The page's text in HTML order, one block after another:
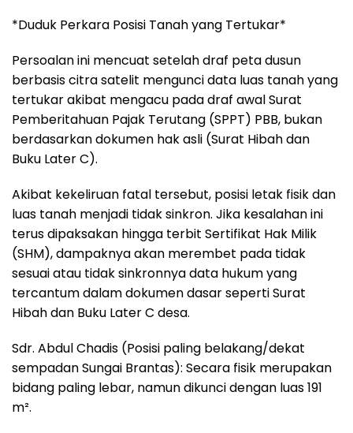
*Duduk Perkara Posisi Tanah yang Tertukar*
Persoalan ini mencuat setelah draf peta dusun
berbasis citra satelit mengunci data luas tanah yang
tertukar akibat mengacu pada draf awal Surat
Pemberitahuan Pajak Terutang (SPPT) PBB, bukan
berdasarkan dokumen hak asli (Surat Hibah dan
Buku Later C).
Akibat kekeliruan fatal tersebut, posisi letak fisik dan
luas tanah menjadi tidak sinkron. Jika kesalahan ini
terus dipaksakan hingga terbit Sertifikat Hak Milik
(SHM), dampaknya akan merembet pada tidak
sesuai atau tidak sinkronnya data hukum yang
tercantum dalam dokumen dasar seperti Surat
Hibah dan Buku Later C desa.
Sdr. Abdul Chadis (Posisi paling belakang/dekat
sempadan Sungai Brantas): Secara fisik merupakan
bidang paling lebar, namun dikunci dengan luas 191
m².